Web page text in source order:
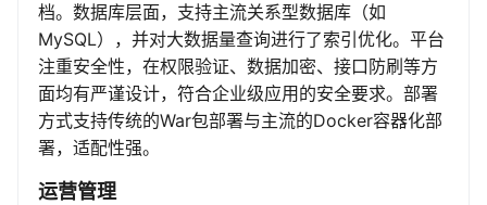
档。数据库层面，支持主流关系型数据库（如
MySQL），并对大数据量查询进行了索引优化。平台
注重安全性，在权限验证、数据加密、接口防刷等方
面均有严谨设计，符合企业级应用的安全要求。部署
方式支持传统的War包部署与主流的Docker容器化部
署，适配性强。
运营管理